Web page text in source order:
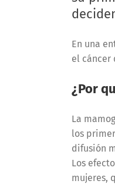
En una
el cáncer
¿Por
La
los
difusión
Los
mujeres,